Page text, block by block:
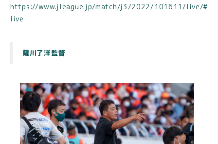
https://www.jleague.jp/match/j3/2022/101611/live/#
live
薩川了洋監督